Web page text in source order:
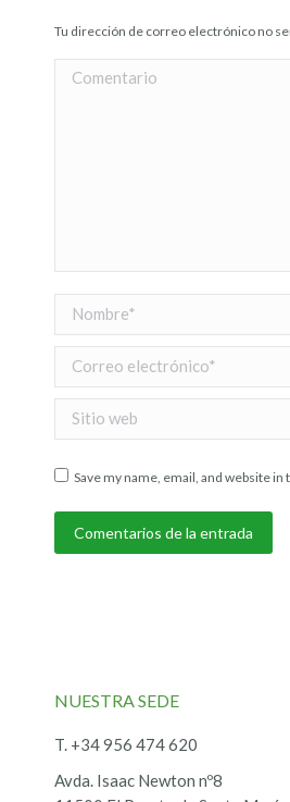
Tu dirección de correo electrónico no
Comentario
Nombre *
Correo electrónico *
Sitio web
Save my name, email, and website
Comentarios de la entrada
NUESTRA SEDE
T. +34 956 474 620
Avda. Isaac Newton nº8